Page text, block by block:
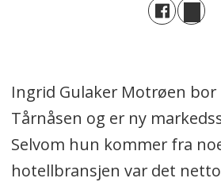
Ingrid Gulaker Motrøen bor
Tårnåsen og er ny
Selvom hun kommer fra
hotellbransjen var det